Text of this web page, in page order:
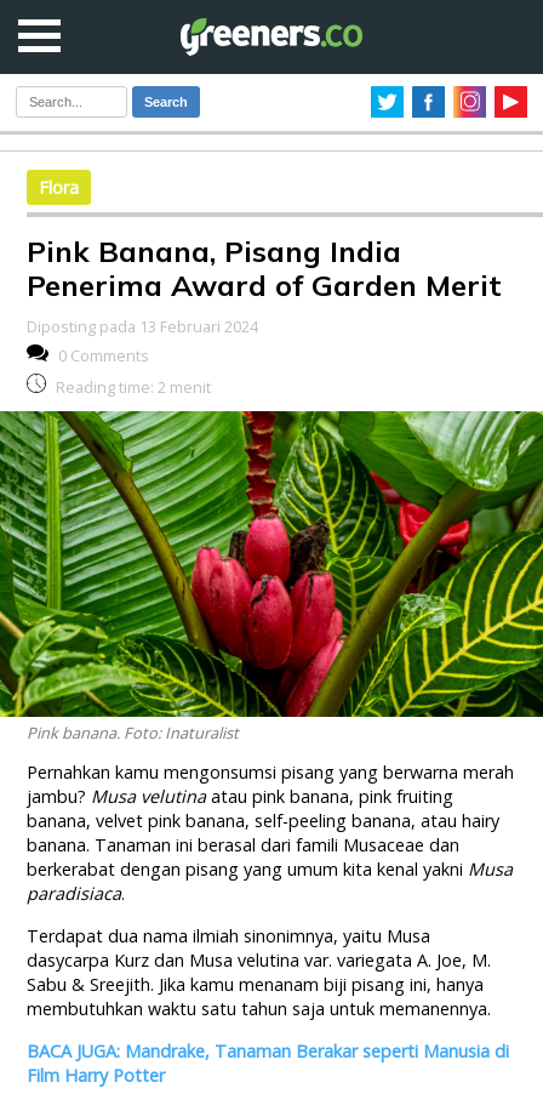
Search
Flora
Pink Banana, Pisang India
Penerima Award of Garden Merit
Diposting pada 13 Februari 2024
0 Comments
Reading time: 2 menit
Pink banana. Foto: Inaturalist
Pernahkan kamu mengonsumsi pisang yang berwarna merah
jambu? Musa velutinaatau pink banana, pink fruiting
banana, velvet pink banana, self-peeling banana, atau hairy
banana. Tanaman ini berasal dari famili Musaceae dan
berkerabat dengan pisang yang umum kita kenal yakni Musa
paradisiaca.
Terdapat dua nama ilmiah sinonimnya, yaitu Musa
dasycarpa Kurz dan Musa velutina var. variegata A. Joe, M.
Sabu & Sreejith. Jika kamu menanam biji pisang ini, hanya
membutuhkan waktu satu tahun saja untuk memanennya.
BACA JUGA: Mandrake, Tanaman Berakar seperti Manusia di
Film Harry Potter